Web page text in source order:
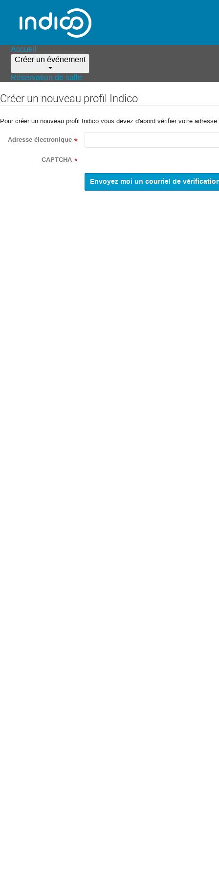
Accueil
Créer un événement
Réservation de salle
Créer un nouveau profil Indico
Pour créer un nouveau profil Indico vous devez d'abord vérifier votre
Adresse électronique *
CAPTCHA *